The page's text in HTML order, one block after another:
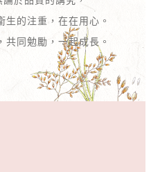
生的注重，在在用心。
共同勉勵，一起成長。